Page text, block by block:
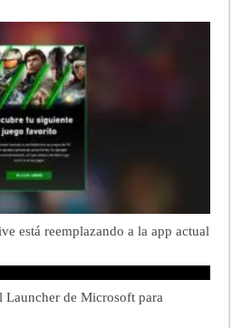
está reemplazando a la app actual
Launcher de Microsoft para